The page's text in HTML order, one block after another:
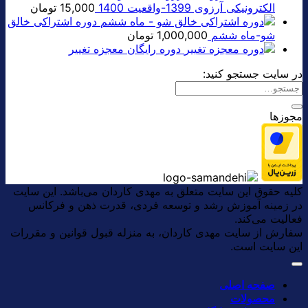
بود.
الکترونیکی آرزوی 1399-واقعیت 1400
15,000 تومان
دوره اشتراکی خالق
شو-ماه ششم 1,000,000 تومان
دوره رایگان معجزه تغییر
در سایت جستجو کنید:
مجوزها
کلیه حقوق این سایت متعلق به مهدی کاردان می‌باشد. این سایت
در زمینه آموزش رشد و توسعه فردی، قدرت ذهن و فرکانس
فعالیت می‌کند.
سفارش از سایت مهدی کاردان، به منزله قبول قوانین و مقررات
این سایت است.
صفحه اصلی
محصولات